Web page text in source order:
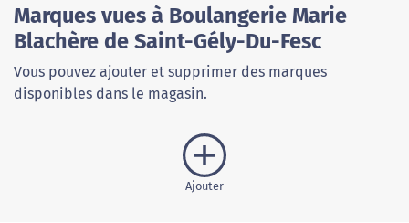
Marques vues à Boulangerie Marie
Blachère de Saint-Gély-Du-Fesc
Vous pouvez ajouter et supprimer des marques
disponibles dans le magasin.
Ajouter